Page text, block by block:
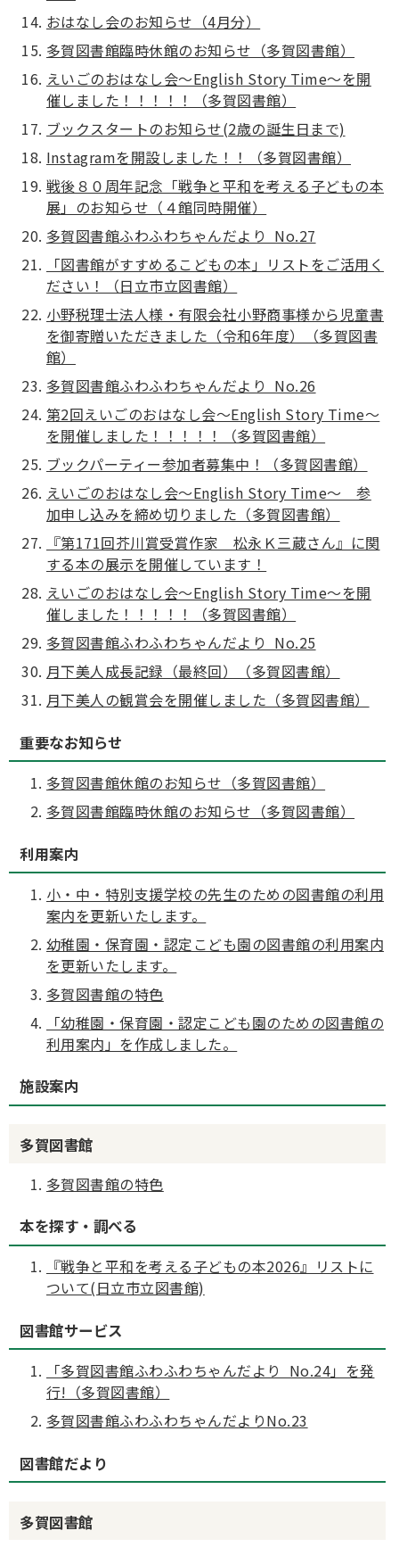
おはなし会のお知らせ（4月分）
多賀図書館臨時休館のお知らせ（多賀図書館）
えいごのおはなし会～English Story Time～を開
催しました！！！！！（多賀図書館）
ブックスタートのお知らせ(2歳の誕生日まで)
Instagramを開設しました！！（多賀図書館）
戦後８０周年記念「戦争と平和を考える子どもの本
展」のお知らせ（４館同時開催）
多賀図書館ふわふわちゃんだより No.27
「図書館がすすめるこどもの本」リストをご活用く
ださい！（日立市立図書館）
小野税理士法人様・有限会社小野商事様から児童書
を御寄贈いただきました（令和6年度）（多賀図書
館）
多賀図書館ふわふわちゃんだより No.26
第2回えいごのおはなし会～English Story Time～
を開催しました！！！！！（多賀図書館）
ブックパーティー参加者募集中！（多賀図書館）
えいごのおはなし会～English Story Time～ 参
加申し込みを締め切りました（多賀図書館）
『第171回芥川賞受賞作家 松永Ｋ三蔵さん』に関
する本の展示を開催しています！
えいごのおはなし会～English Story Time～を開
催しました！！！！！（多賀図書館）
多賀図書館ふわふわちゃんだより No.25
月下美人成長記録（最終回）（多賀図書館）
月下美人の観賞会を開催しました（多賀図書館）
重要なお知らせ
多賀図書館休館のお知らせ（多賀図書館）
多賀図書館臨時休館のお知らせ（多賀図書館）
利用案内
小・中・特別支援学校の先生のための図書館の利用
案内を更新いたします。
幼稚園・保育園・認定こども園の図書館の利用案内
を更新いたします。
多賀図書館の特色
「幼稚園・保育園・認定こども園のための図書館の
利用案内」を作成しました。
施設案内
多賀図書館
多賀図書館の特色
本を探す・調べる
『戦争と平和を考える子どもの本2026』リストに
ついて(日立市立図書館)
図書館サービス
「多賀図書館ふわふわちゃんだより No.24」を発
行!（多賀図書館）
多賀図書館ふわふわちゃんだよりNo.23
図書館だより
多賀図書館